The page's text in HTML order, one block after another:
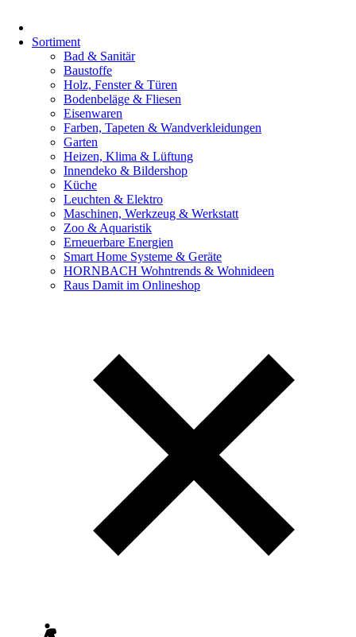
Sortiment
Bad & Sanitär
Baustoffe
Holz, Fenster & Türen
Bodenbeläge & Fliesen
Eisenwaren
Farben, Tapeten & Wandverkleidungen
Garten
Heizen, Klima & Lüftung
Innendeko & Bildershop
Küche
Leuchten & Elektro
Maschinen, Werkzeug & Werkstatt
Zoo & Aquaristik
Erneuerbare Energien
Smart Home Systeme & Geräte
HORNBACH Wohntrends & Wohnideen
Raus Damit im Onlineshop